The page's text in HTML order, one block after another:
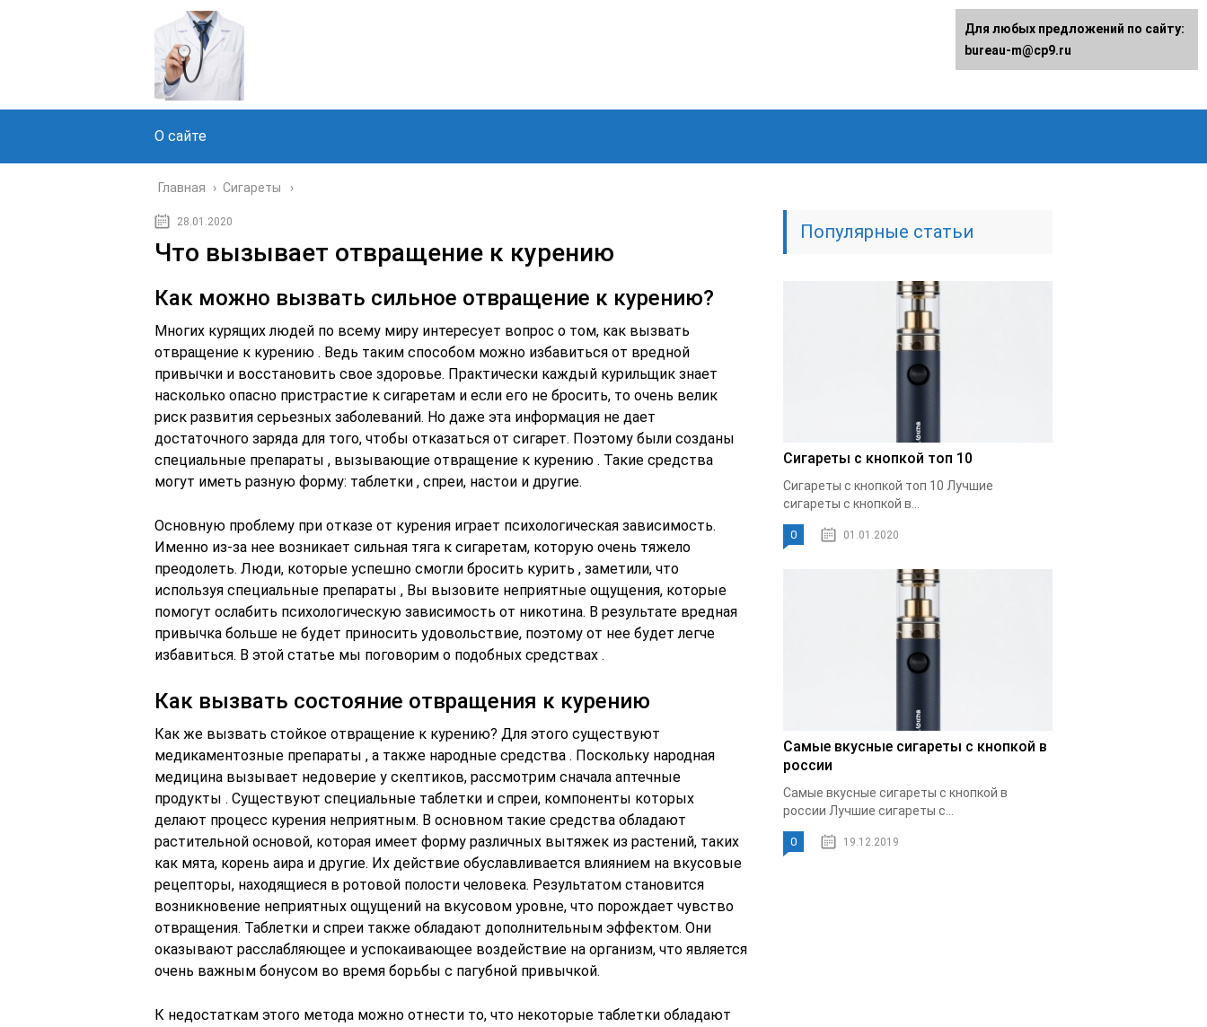
О сайте
Главная › Сигареты
28.01.2020
Что вызывает отвращение к курению
Как можно вызвать сильное отвращение к курению?
Многих курящих людей по всему миру интересует вопрос о том, как вызвать
отвращение к курению . Ведь таким способом можно избавиться от вредной
привычки и восстановить свое здоровье. Практически каждый курильщик знает
насколько опасно пристрастие к сигаретам и если его не бросить, то очень велик
риск развития серьезных заболеваний. Но даже эта информация не дает
достаточного заряда для того, чтобы отказаться от сигарет. Поэтому были созданы
специальные препараты , вызывающие отвращение к курению . Такие средства
могут иметь разную форму: таблетки , спреи, настои и другие.
Основную проблему при отказе от курения играет психологическая зависимость.
Именно из-за нее возникает сильная тяга к сигаретам, которую очень тяжело
преодолеть. Люди, которые успешно смогли бросить курить , заметили, что
используя специальные препараты , Вы вызовите неприятные ощущения, которые
помогут ослабить психологическую зависимость от никотина. В результате вредная
привычка больше не будет приносить удовольствие, поэтому от нее будет легче
избавиться. В этой статье мы поговорим о подобных средствах .
Как вызвать состояние отвращения к курению
Как же вызвать стойкое отвращение к курению? Для этого существуют
медикаментозные препараты , а также народные средства . Поскольку народная
медицина вызывает недоверие у скептиков, рассмотрим сначала аптечные
продукты . Существуют специальные таблетки и спреи, компоненты которых
делают процесс курения неприятным. В основном такие средства обладают
растительной основой, которая имеет форму различных вытяжек из растений, таких
как мята, корень аира и другие. Их действие обуславливается влиянием на вкусовые
рецепторы, находящиеся в ротовой полости человека. Результатом становится
возникновение неприятных ощущений на вкусовом уровне, что порождает чувство
отвращения. Таблетки и спреи также обладают дополнительным эффектом. Они
оказывают расслабляющее и успокаивающее воздействие на организм, что является
очень важным бонусом во время борьбы с пагубной привычкой.
К недостаткам этого метода можно отнести то, что некоторые таблетки обладают
Популярные статьи
Сигареты с кнопкой топ 10
Сигареты с кнопкой топ 10 Лучшие
сигареты с кнопкой в...
0 01.01.2020
Самые вкусные сигареты с кнопкой в
россии
Самые вкусные сигареты с кнопкой в
россии Лучшие сигареты с...
0 19.12.2019
Для любых предложений по сайту:
bureau-m@cp9.ru